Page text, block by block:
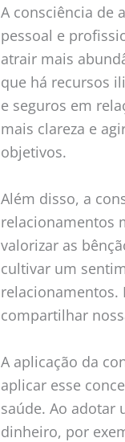
A consciência de
pessoal e
atrair mais
que há recursos
e seguros em
mais clareza e
objetivos.
Além disso, a
relacionamentos
valorizar as
cultivar um
relacionamentos.
compartilhar
A aplicação da
aplicar esse
saúde. Ao adotar
dinheiro, por